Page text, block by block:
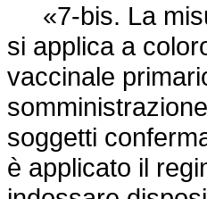
«7-bis. La
si applica a
vaccinale
soggetti
è applicato il